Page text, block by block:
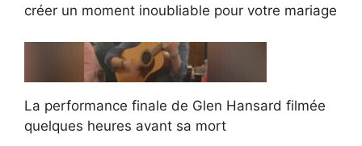
créer un moment inoubliable pour votre mariage
La performance finale de Glen Hansard filmée
quelques heures avant sa mort